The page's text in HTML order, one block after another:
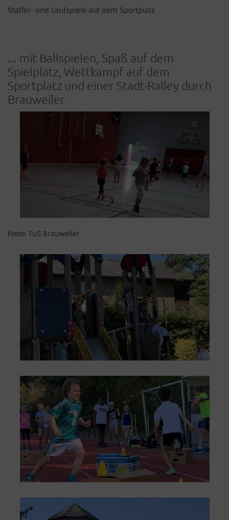
Staffel- und Laufspiele auf dem Sportplatz
... mit Ballspielen, Spaß auf dem
Spielplatz, Wettkampf auf dem
Sportplatz und einer Stadt-Ralley durch
Brauweiler
Fotos: TuS Brauweiler